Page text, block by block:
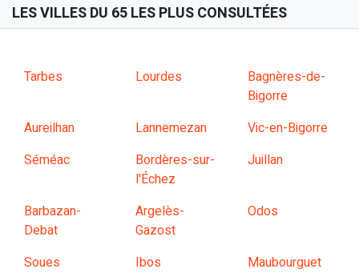
LES VILLES DU 65 LES PLUS CONSULTÉES
Tarbes Lourdes
Bagnères-de-
Bigorre
Aureilhan
Lannemezan
Vic-en-Bigorre
Séméac
Bordères-sur-
l'Échez
Juillan
Barbazan-
Debat
Argelès-
Gazost
Odos
Soues Ibos
Maubourguet